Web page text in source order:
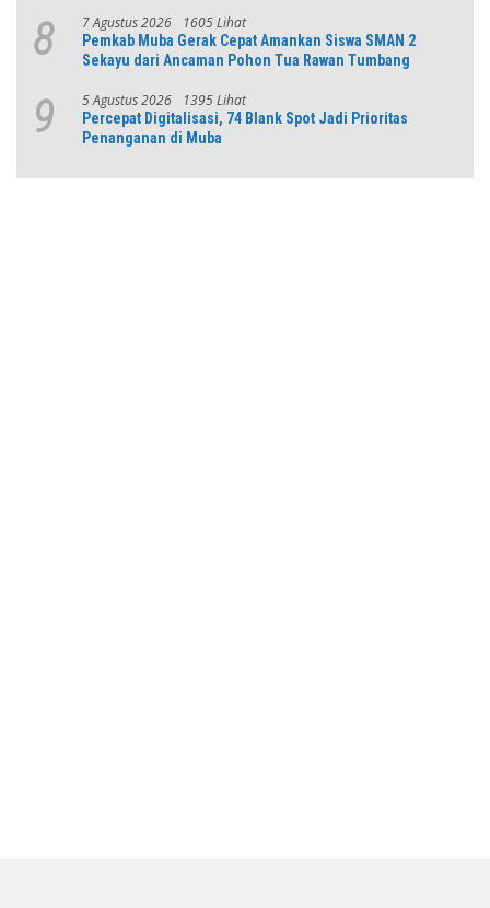
8 7 Agustus 2026 1605 Lihat
Pemkab Muba Gerak Cepat Amankan Siswa SMAN 2
Sekayu dari Ancaman Pohon Tua Rawan Tumbang
9 5 Agustus 2026 1395 Lihat
Percepat Digitalisasi, 74 Blank Spot Jadi Prioritas
Penanganan di Muba